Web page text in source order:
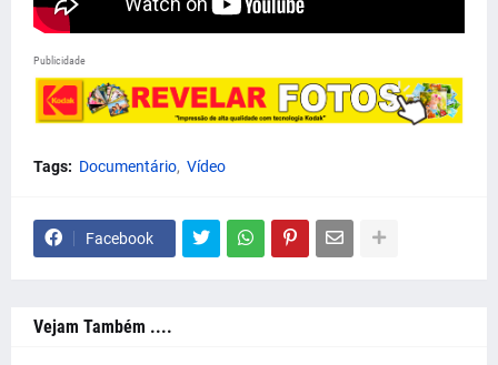
Publicidade
Tags: Documentário Vídeo
Facebook
Vejam Também ....